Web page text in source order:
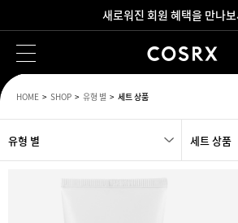
새로워진 회원 혜택을 만나
2만원 이상 무료 배송
HOME SHOP 유형 별 세트 상품